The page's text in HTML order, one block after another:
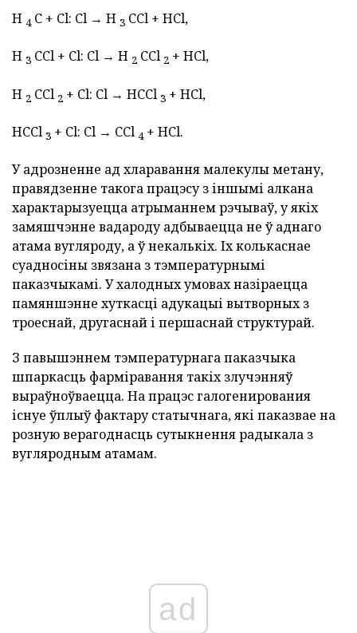
H 4 C + Cl: Cl → H 3 CCl + HCl,
H 3 CCl + Cl: Cl → H 2 CCl 2 + HCl,
H 2 CCl 2 + Cl: Cl → HCCl 3 + HCl,
HCCl 3 + Cl: Cl → CCl 4 + HCl.
У адрозненне ад хларавання малекулы метану,
правядзенне такога працэсу з іншымі алкана
характарызуецца атрыманнем рэчываў, у якіх
замяшчэнне вадароду адбываецца не ў аднаго
атама вугляроду, а ў некалькіх. Іх колькаснае
суадносіны звязана з тэмпературнымі
паказчыкамі. У халодных умовах назіраецца
памяншэнне хуткасці адукацыі вытворных з
троеснай, другаснай і першаснай структурай.
З павышэннем тэмпературнага паказчыка
шпаркасць фарміравання такіх злучэнняў
выраўноўваецца. На працэс галогенирования
існуе ўплыў фактару статычнага, які паказвае на
розную верагоднасць сутыкнення радыкала з
вугляродным атамам.
ad